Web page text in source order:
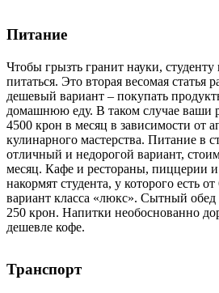
Питание
Чтобы грызть гранит науки,
питаться. Это вторая весомая статья
дешевый вариант – покупать
домашнюю еду. В таком случае ваши
4500 крон в месяц в зависимости от
кулинарного мастерства. Питание в
отличный и недорогой вариант,
месяц. Кафе и рестораны, пиццерии
накормят студента, у которого есть
вариант класса «люкс». Сытный обед
250 крон. Напитки необоснованно
дешевле кофе.
Транспорт